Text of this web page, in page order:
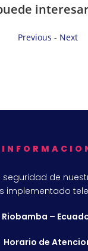
Previous - Next
seguridad de
implementado
Riobamba –
Horario de